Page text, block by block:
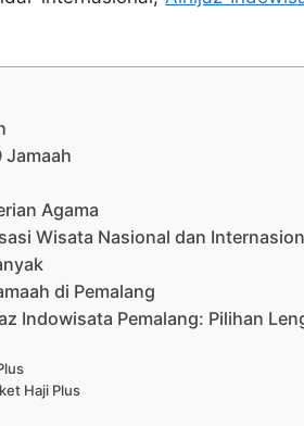
Jamaah
Agama
Wisata Nasional dan
di Pemalang
Indowisata Pemalang: Pilihan
Haji Plus